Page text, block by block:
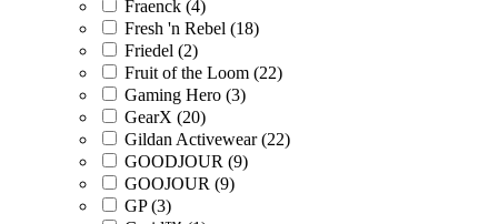
Fraenck (4)
Fresh 'n Rebel (18)
Friedel (2)
Fruit of the Loom (22)
Gaming Hero (3)
GearX (20)
Gildan Activewear (22)
GOODJOUR (9)
GOOJOUR (9)
GP (3)